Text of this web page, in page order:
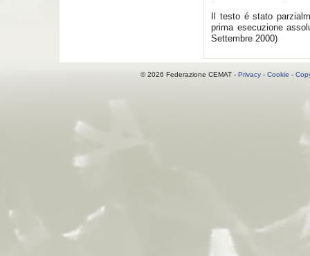
Il testo é stato
prima esecuzione
Settembre 2000)
© 2026 Federazione CEMAT - Privacy - Cookie -